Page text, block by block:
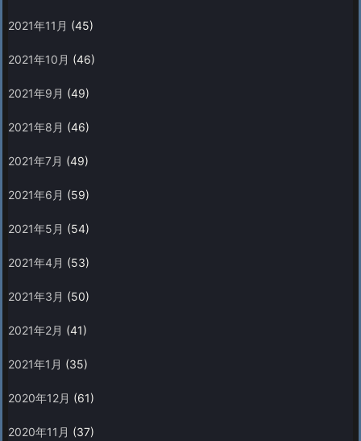
2021年11月 (45)
2021年10月 (46)
2021年9月 (49)
2021年8月 (46)
2021年7月 (49)
2021年6月 (59)
2021年5月 (54)
2021年4月 (53)
2021年3月 (50)
2021年2月 (41)
2021年1月 (35)
2020年12月 (61)
2020年11月 (37)